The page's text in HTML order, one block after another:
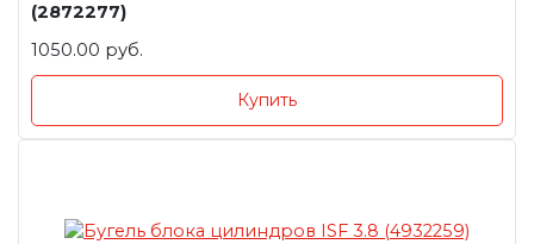
(2872277)
1050.00 руб.
Купить